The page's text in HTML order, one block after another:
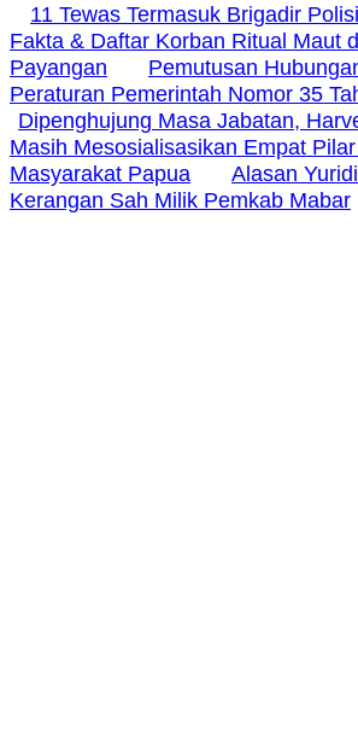
11 Tewas Termasuk Brigadir
Fakta & Daftar Korban Ritual Maut
Payangan
Pemutusan
Peraturan Pemerintah Nomor 35
Dipenghujung Masa Jabatan,
Masih Mesosialisasikan Empat
Masyarakat Papua
Alasan
Kerangan Sah Milik Pemkab Mabar